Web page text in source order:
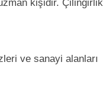
ve sanayi alanları